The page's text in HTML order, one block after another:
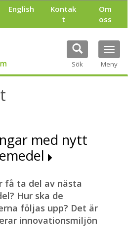
English
Kontak
t
Om
oss
Sök Meny
med nytt
få ta del av nästa
Hur ska de
följas upp? Det är
innovationsmiljön